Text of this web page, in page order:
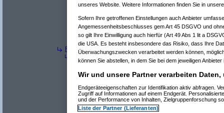
Re(21): Neue
Re(23): Neue
Re(24):
Re(9): Neue "Supersteuer" für Luxusautos(w114/
Re(10): Neue "Supersteuer" für Luxusautos (
Re(7): Neue "Supersteuer" für Luxusautos
Thomas8816
Re(8): Neue "Supersteuer" für Luxusautos
Pervasive
Re(9): Neue "Supersteuer" für Luxusautos(
Re(10): Neue "Supersteuer" für Luxusautos
(
Re(11): Neue "Supersteuer" für Luxusautos(
Re(12): Neue "Supersteuer" für Luxusautos
Re(13): Neue "Supersteuer" für
Re(14): Neue "Supersteuer" für
Re(15): Neue "Supersteuer" für
unseres Website. Weitere Informationen finden Sie in
Sofern Ihre getroffenen Einstellungen auch Anbieter
Angemessenheitsbeschlusses gem Art 45 DSGVO und
so gilt Ihre Einwilligung auch hierfür (Art 49 Abs 1 lit a
die USA. Es besteht insbesondere das Risiko, dass Ihre
Überwachungszwecken verarbeitet werden können,
können Sie abstellen, in dem Sie bei dem jeweiligen
Wir und unsere Partner verarbeiten
Endgeräteeigenschaften zur Identifikation aktiv abfragen.
Zugriff auf Informationen auf einem Endgerät.
und der Performance von Inhalten, Zielgruppenforschung
Liste der Partner (Lieferanten)